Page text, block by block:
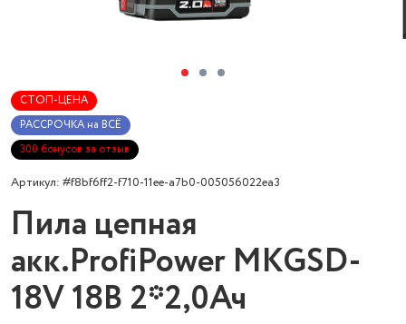
СТОП-ЦЕНА
РАССРОЧКА на ВСЁ
300 бонусов за отзыв
Артикул: #f8bf6ff2-f710-11ee-a7b0-005056022ea3
Пила цепная
акк.ProfiPower MKGSD-
18V 18В 2*2,0Ач